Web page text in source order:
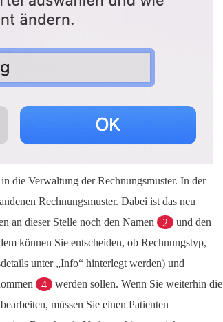
die Verwaltung der Rechnungsmuster. In der
Rechnungsmuster. Dabei ist das neu
an dieser Stelle noch den Namen
2 und den
können Sie entscheiden, ob Rechnungstyp,
unter „Info“ hinterlegt werden) und
4 werden sollen. Wenn Sie weiterhin die
müssen Sie einen Patienten